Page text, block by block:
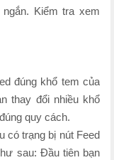
Kiểm tra xem
đúng khổ tem của
thay đổi nhiều khổ
quy cách.
có trạng bị nút Feed
sau: Đầu tiên bạn